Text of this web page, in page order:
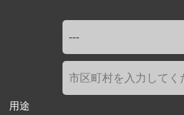
用途